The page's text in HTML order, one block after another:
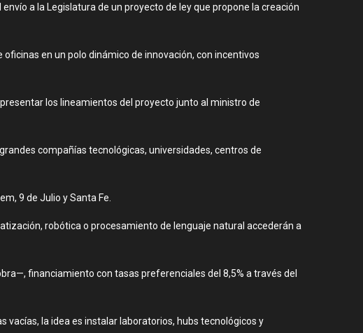
a la Legislatura de un proyecto de ley que propone la creación
en un polo dinámico de innovación, con incentivos
los lineamientos del proyecto junto al ministro de
compañías tecnológicas, universidades, centros de
9 de Julio y Santa Fe.
robótica o procesamiento de lenguaje natural accederán a
financiamiento con tasas preferenciales del 8,5% a través del
la idea es instalar laboratorios, hubs tecnológicos y